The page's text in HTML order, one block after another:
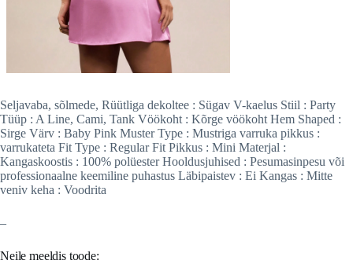
Seljavaba, sõlmede, Rüütliga dekoltee : Sügav V-kaelus Stiil : Party
Tüüp : A Line, Cami, Tank Vöökoht : Kõrge vöökoht Hem Shaped :
Sirge Värv : Baby Pink Muster Type : Mustriga varruka pikkus :
varrukateta Fit Type : Regular Fit Pikkus : Mini Materjal :
Kangaskoostis : 100% polüester Hooldusjuhised : Pesumasinpesu või
professionaalne keemiline puhastus Läbipaistev : Ei Kangas : Mitte
veniv keha : Voodrita
–
Neile meeldis toode: